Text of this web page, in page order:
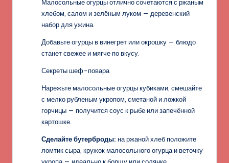
Малосольные огурцы отлично сочетаются с ржаным
хлебом, салом и зелёным луком — деревенский
набор для ужина.
Добавьте огурцы в винегрет или окрошку — блюдо
станет свежее и мягче по вкусу.
Секреты шеф-повара
Нарежьте малосольные огурцы кубиками, смешайте
с мелко рубленым укропом, сметаной и ложкой
горчицы — получится соус к рыбе или запечённой
картошке.
Сделайте бутерброды: на ржаной хлеб положите
ломтик сыра, кружок малосольного огурца и веточку
укропа — идеально к борщу или солянке.